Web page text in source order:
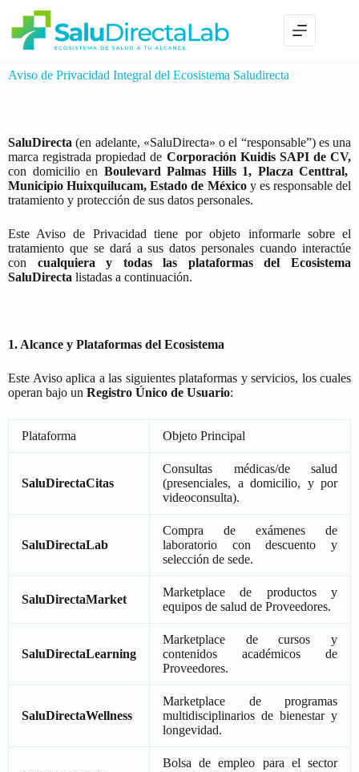
Aviso de Privacidad Integral del Ecosistema Saludirecta
SaluDirecta (en adelante, «SaluDirecta» o el “responsable”) es una
marca registrada propiedad de Corporación Kuidis SAPI de CV,
con domicilio en Boulevard Palmas Hills 1, Placza Centtral,
Municipio Huixquilucam, Estado de México y es responsable del
tratamiento y protección de sus datos personales.
Este Aviso de Privacidad tiene por objeto informarle sobre el
tratamiento que se dará a sus datos personales cuando interactúe
con cualquiera y todas las plataformas del Ecosistema
SaluDirecta listadas a continuación.
1. Alcance y Plataformas del Ecosistema
Este Aviso aplica a las siguientes plataformas y servicios, los cuales
operan bajo un Registro Único de Usuario:
Plataforma Objeto Principal
SaluDirectaCitas
Consultas médicas/de salud
(presenciales, a domicilio, y por
videoconsulta).
SaluDirectaLab
Compra de exámenes de
laboratorio con descuento y
selección de sede.
SaluDirectaMarket
Marketplace de productos y
equipos de salud de Proveedores.
SaluDirectaLearning
Marketplace de cursos y
contenidos académicos de
Proveedores.
SaluDirectaWellness
Marketplace de programas
multidisciplinarios de bienestar y
longevidad.
Bolsa de empleo para el sector